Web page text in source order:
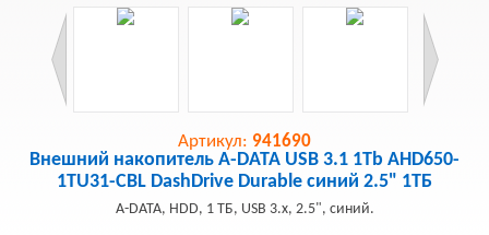
Артикул: 941690
Внешний накопитель A-DATA USB 3.1 1Tb AHD650-
1TU31-CBL DashDrive Durable синий 2.5" 1ТБ
A-DATA, HDD, 1 ТБ, USB 3.x, 2.5", синий.